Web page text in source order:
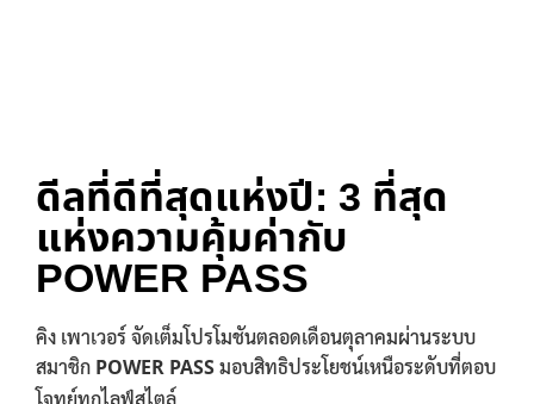
ดีลที่ดีที่สุดแห่งปี: 3 ที่สุด
แห่งความคุ้มค่ากับ
POWER PASS
คิง เพาเวอร์ จัดเต็มโปรโมชันตลอดเดือนตุลาคมผ่านระบบ
สมาชิก POWER PASSมอบสิทธิประโยชน์เหนือระดับที่ตอบ
โจทย์ทุกไลฟ์สไตล์